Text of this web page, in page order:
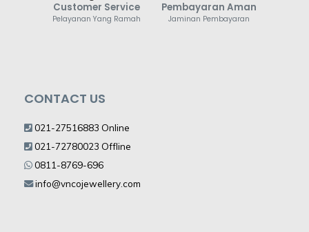
Customer Service
Pelayanan Yang Ramah
Pembayaran Aman
Jaminan Pembayaran
CONTACT US
021-27516883 Online
021-72780023 Offline
0811-8769-696
info@vncojewellery.com